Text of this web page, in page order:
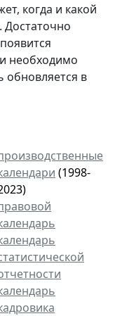
когда и какой
необходимо
обновляется в
(1998-